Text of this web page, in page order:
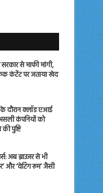
से माफी मांगी,
कंटेंट पर जताया खेद
के दौरान क्लॉड एआई
कंपनियों को
पुष्टि
अब ब्राउजर से भी
और ‘वेटिंग रूम’ जैसी